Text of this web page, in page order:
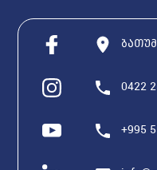
0422
+995